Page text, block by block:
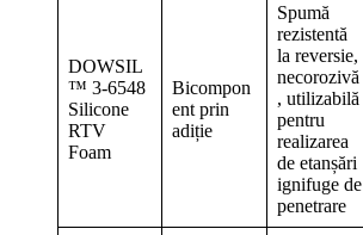
DOWSIL
™ 3-6548
Silicone
RTV
Foam
Bicompon
ent prin
adiție
Spumă
rezistentă
la reversie,
necorozivă
, utilizabilă
pentru
realizarea
de etanșări
ignifuge de
penetrare